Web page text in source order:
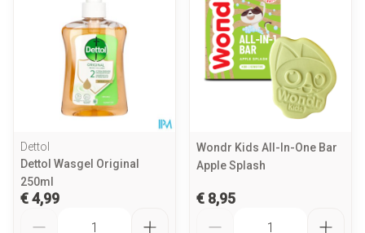
Dettol
Dettol Wasgel Original
250ml
€ 4,99
Wondr Kids All-In-One Bar
Apple Splash
€ 8,95